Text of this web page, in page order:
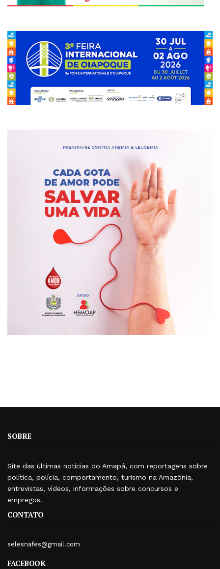
SOBRE
Site das últimas notícias do Amapá, com reportagens sobre
política, polícia, comportamento, turismo na Amazônia,
entrevistas, vídeos, informações sobre concursos e
empregos.
CONTATO
selesnafes@gmail.com
FACEBOOK